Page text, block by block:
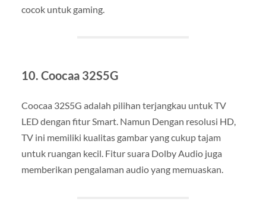
cocok untuk gaming.
10. Coocaa 32S5G
Coocaa 32S5G adalah pilihan terjangkau untuk TV
LED dengan fitur Smart. Namun Dengan resolusi HD,
TV ini memiliki kualitas gambar yang cukup tajam
untuk ruangan kecil. Fitur suara Dolby Audio juga
memberikan pengalaman audio yang memuaskan.